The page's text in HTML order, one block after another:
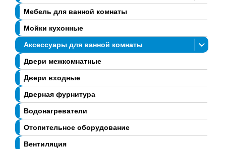
Мебель для ванной комнаты
Мойки кухонные
Аксессуары для ванной комнаты
Двери межкомнатные
Двери входные
Дверная фурнитура
Водонагреватели
Отопительное оборудование
Вентиляция